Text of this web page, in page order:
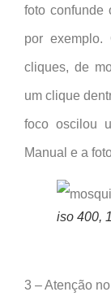
foto confunde
por
cliques, de
um clique
foco oscilou
Manual e a
iso 400,
3 – Atenção